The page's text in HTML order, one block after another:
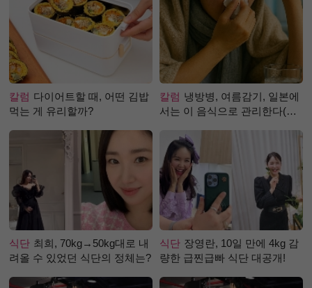
칼럼 다이어트할 때, 어떤 김밥
먹는 게 유리할까?
칼럼 냉방병, 여름감기, 일본에
서는 이 음식으로 관리한다(생
식단 최희, 70kg→50kg대로 내
려올 수 있었던 식단의 정체는?
식단 장영란, 10일 만에 4kg 감
량한 급찐급빠 식단 대공개!